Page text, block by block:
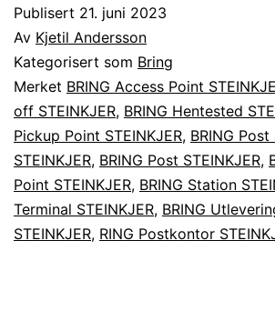
Publisert 21. juni 2023
Av Kjetil Andersson
Kategorisert som Bring
Merket BRING Access Point
off STEINKJER, BRING Hentested
Pickup Point STEINKJER, BRING
STEINKJER, BRING Post STEINKJER,
Point STEINKJER, BRING Station
Terminal STEINKJER, BRING
STEINKJER, RING Postkontor